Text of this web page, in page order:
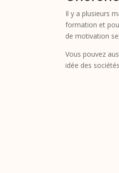
Il y a plusieurs
formation et
de motivation
Vous pouvez
idée des